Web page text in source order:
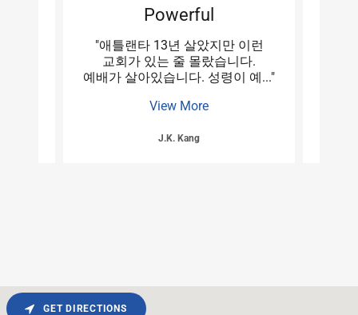
Powerful
"애틀랜타 13년 살았지만 이런
교회가 있는 줄 몰랐습니다.
예배가 살아있습니다. 성령이 예..."
View More
J.K. Kang
GET DIRECTIONS